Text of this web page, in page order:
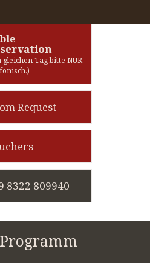
gleichen Tag bitte NUR
Request
8322 809940